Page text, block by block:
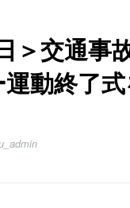
＞交通事
運動終了